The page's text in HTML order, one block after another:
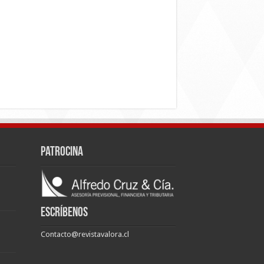
Patrocina
Escríbenos
Contacto@revistavalora.cl